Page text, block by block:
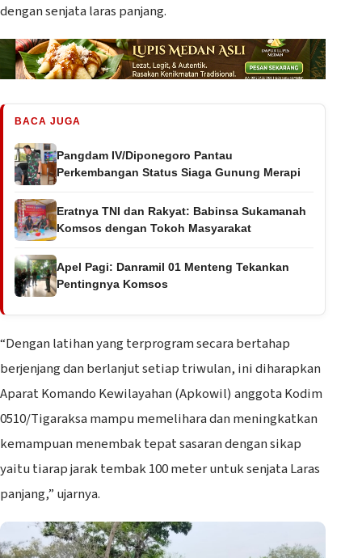
dengan senjata laras panjang.
BACA JUGA
Pangdam IV/Diponegoro Pantau
Perkembangan Status Siaga Gunung Merapi
Eratnya TNI dan Rakyat: Babinsa Sukamanah
Komsos dengan Tokoh Masyarakat
Apel Pagi: Danramil 01 Menteng Tekankan
Pentingnya Komsos
“Dengan latihan yang terprogram secara bertahap
berjenjang dan berlanjut setiap triwulan, ini diharapkan
Aparat Komando Kewilayahan (Apkowil) anggota Kodim
0510/Tigaraksa mampu memelihara dan meningkatkan
kemampuan menembak tepat sasaran dengan sikap
yaitu tiarap jarak tembak 100 meter untuk senjata Laras
panjang,” ujarnya.